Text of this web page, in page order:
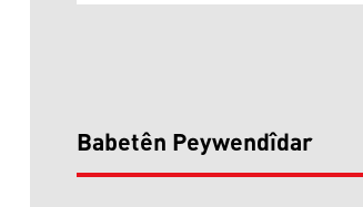
Babetên Peywendîdar